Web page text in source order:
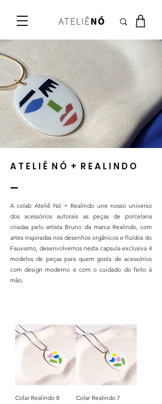
A T E L I Ê N Ó + R E A L I N D O
A colab Ateliê Nó + Realindo une nosso universo
dos acessórios autorais as peças de porcelana
criadas pelo artista Bruno da marca Realindo, com
artes inspiradas nos desenhos orgânicos e fluídos do
Fauvismo, desenvolvemos nesta capsula exclusiva 4
modelos de peças para quem gosta de acessórios
com design moderno e com o cuidado do feito à
mão.
Colar Realindo 8 Colar Realindo 7